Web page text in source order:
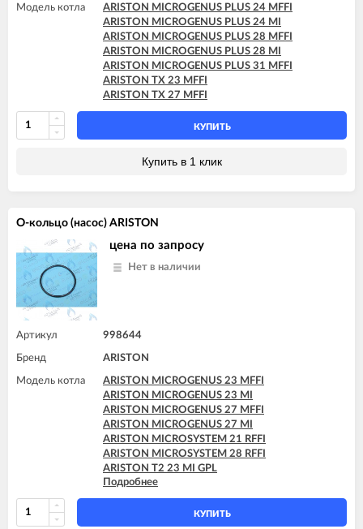
Модель котла
ARISTON MICROGENUS PLUS 24 MFFI
ARISTON MICROGENUS PLUS 24 MI
ARISTON MICROGENUS PLUS 28 MFFI
ARISTON MICROGENUS PLUS 28 MI
ARISTON MICROGENUS PLUS 31 MFFI
ARISTON TX 23 MFFI
ARISTON TX 27 MFFI
КУПИТЬ
Купить в 1 клик
О-кольцо (насос) ARISTON
цена по запросу
Нет в наличии
Артикул 998644
Бренд ARISTON
Модель котла
ARISTON MICROGENUS 23 MFFI
ARISTON MICROGENUS 23 MI
ARISTON MICROGENUS 27 MFFI
ARISTON MICROGENUS 27 MI
ARISTON MICROSYSTEM 21 RFFI
ARISTON MICROSYSTEM 28 RFFI
ARISTON T2 23 MI GPL
ARISTON T2 23 MI MET
ARISTON TX 23 MFFI
ARISTON TX 23 MI
ARISTON TX 27 MFFI
Подробнее
КУПИТЬ